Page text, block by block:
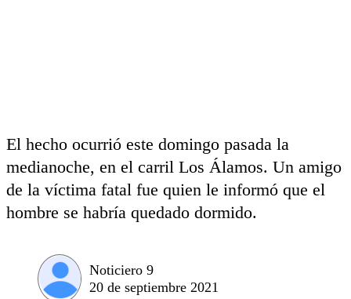
El hecho ocurrió este domingo pasada la
medianoche, en el carril Los Álamos. Un amigo
de la víctima fatal fue quien le informó que el
hombre se habría quedado dormido.
Noticiero 9
20 de septiembre 2021